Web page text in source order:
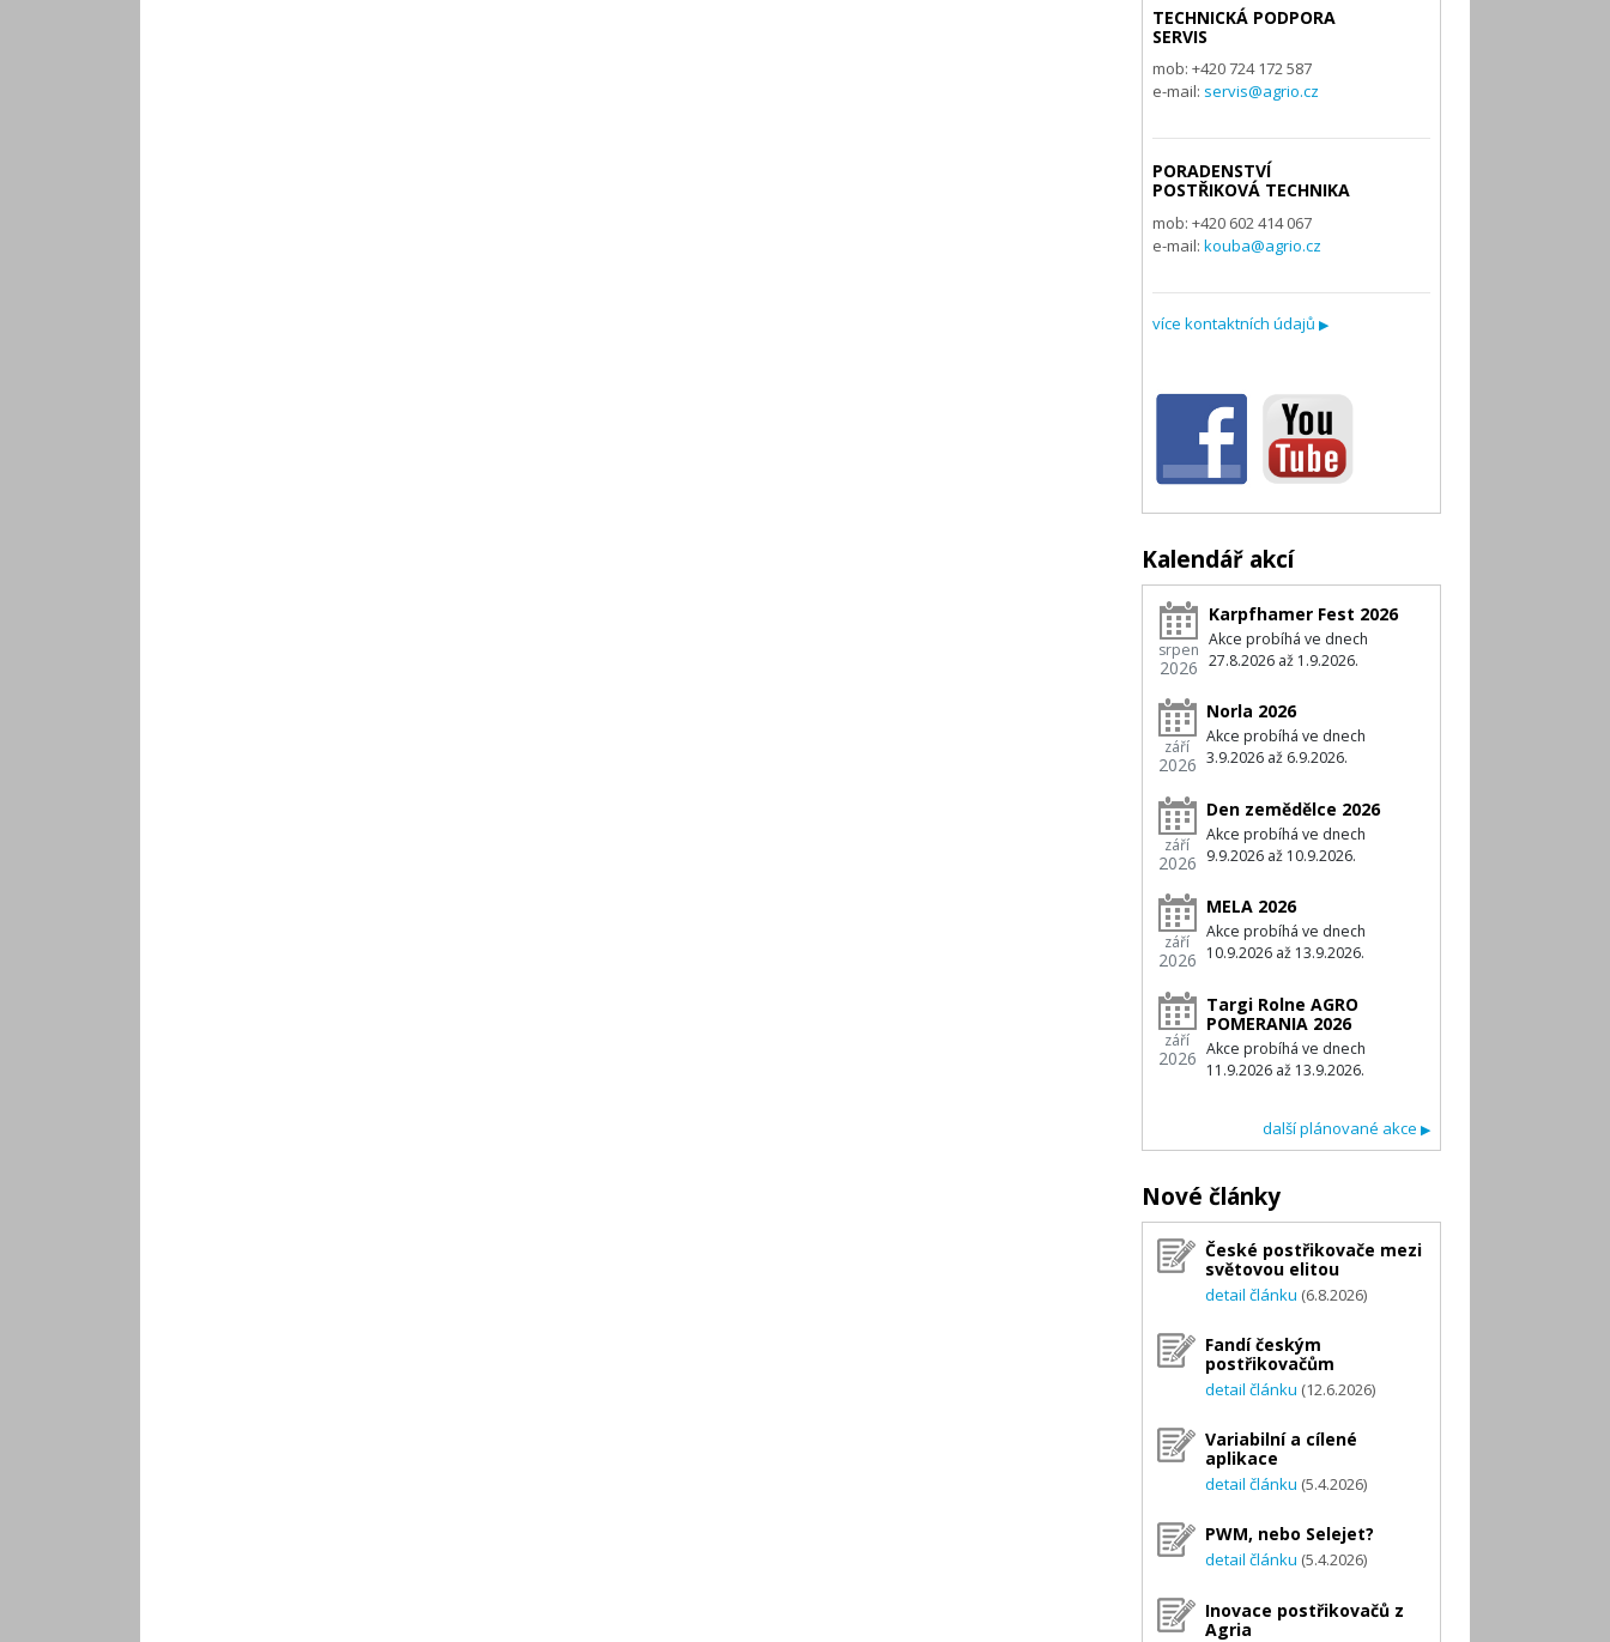
TECHNICKÁ PODPORA
SERVIS
mob: +420 724 172 587
e-mail: servis@agrio.cz
PORADENSTVÍ
POSTŘIKOVÁ TECHNIKA
mob: +420 602 414 067
e-mail: kouba@agrio.cz
více kontaktních údajů ▶
Kalendář akcí
srpen
2026
Karpfhamer Fest 2026
Akce probíhá ve dnech
27.8.2026 až 1.9.2026.
září
2026
Norla 2026
Akce probíhá ve dnech
3.9.2026 až 6.9.2026.
září
2026
Den zemědělce 2026
Akce probíhá ve dnech
9.9.2026 až 10.9.2026.
září
2026
MELA 2026
Akce probíhá ve dnech
10.9.2026 až 13.9.2026.
září
2026
Targi Rolne AGRO
POMERANIA 2026
Akce probíhá ve dnech
11.9.2026 až 13.9.2026.
další plánované akce ▶
Nové články
České postřikovače mezi
světovou elitou
detail článku (6.8.2026)
Fandí českým
postřikovačům
detail článku (12.6.2026)
Variabilní a cílené
aplikace
detail článku (5.4.2026)
PWM, nebo Selejet?
detail článku (5.4.2026)
Inovace postřikovačů z
Agria